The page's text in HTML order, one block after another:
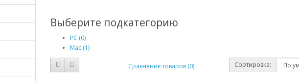
Выберите подкатегорию
PC (0)
Mac (1)
Сравнение товаров (0) Сортировка: